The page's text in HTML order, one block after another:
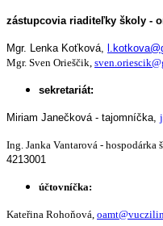
zástupcovia riaditeľky školy -
Mgr. Lenka Koťková,
Mgr. Sven Orieščik,
sekretariát:
Miriam Janečková - tajomníčka,
Ing. Janka Vantarová - hospodárka
4213001
účtovníčka:
Kateřina Rohoňová,